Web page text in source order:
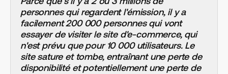
personnes qui regardent l'émission, il y a
facilement 200 000 personnes qui vont
essayer de visiter le site d'e-commerce, qui
n'est prévu que pour 10 000 utilisateurs. Le
site sature et tombe, entraînant une perte de
disponibilité et potentiellement une perte de